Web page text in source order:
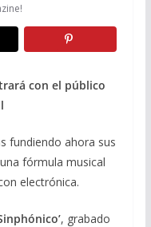
con el público
fundiendo ahora sus
fórmula musical
electrónica.
, grabado